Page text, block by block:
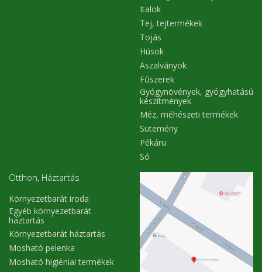
Italok
Tej, tejtermékek
Tojás
Húsok
Aszalványok
Fűszerek
Gyógynövények, gyógyhatású
készítmények
Méz, méhészeti termékek
Sütemény
Pékáru
Só
Otthon, Háztartás
Környezetbarát iroda
Egyéb környezetbarát
háztartás
Környezetbarát háztartás
Mosható pelenka
Mosható higiéniai termékek